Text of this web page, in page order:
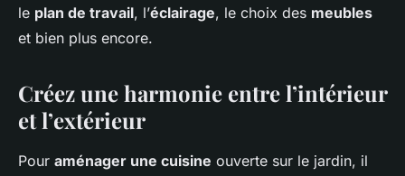
le plan de travail, l’éclairage, le choix des meubles
et bien plus encore.
Créez une harmonie entre l’intérieur
et l’extérieur
Pour aménager une cuisine ouverte sur le jardin, il